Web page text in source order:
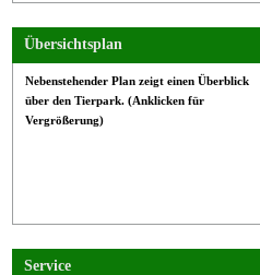
Übersichtsplan
Nebenstehender Plan zeigt einen Überblick
über den Tierpark. (Anklicken für
Vergrößerung)
Service